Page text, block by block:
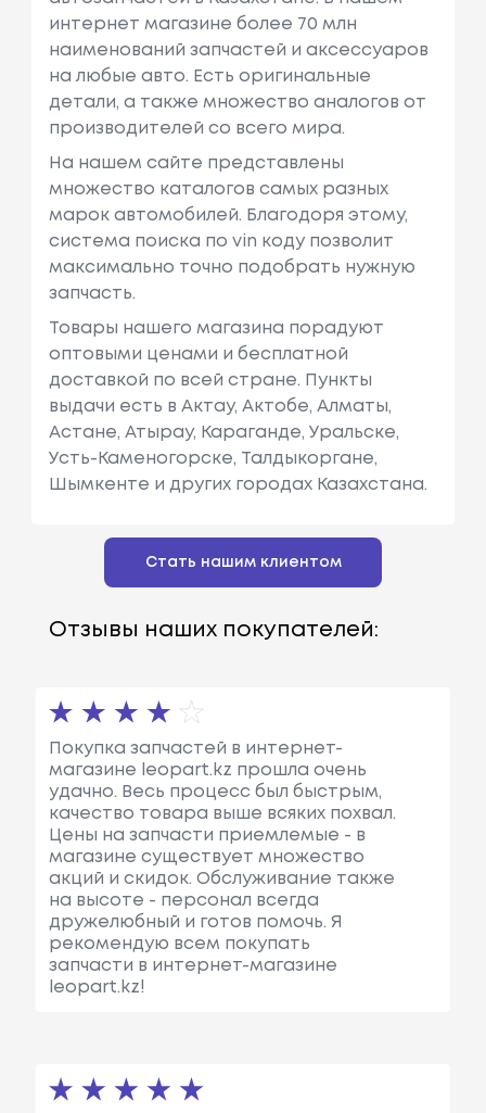
интернет магазине более 70 млн
наименований запчастей и аксессуаров
на любые авто. Есть оригинальные
детали, а также множество аналогов от
производителей со всего мира.
На нашем сайте представлены
множество каталогов самых разных
марок автомобилей. Благодоря этому,
система поиска по vin коду позволит
максимально точно подобрать нужную
запчасть.
Товары нашего магазина порадуют
оптовыми ценами и бесплатной
доставкой по всей стране. Пункты
выдачи есть в Актау, Актобе, Алматы,
Астане, Атырау, Караганде, Уральске,
Усть-Каменогорске, Талдыкоргане,
Шымкенте и других городах Казахстана.
Стать нашим клиентом
Отзывы наших покупателей:
Покупка запчастей в интернет-
магазине leopart.kz прошла очень
удачно. Весь процесс был быстрым,
качество товара выше всяких похвал.
Цены на запчасти приемлемые - в
магазине существует множество
акций и скидок. Обслуживание также
на высоте - персонал всегда
дружелюбный и готов помочь. Я
рекомендую всем покупать
запчасти в интернет-магазине
leopart.kz!